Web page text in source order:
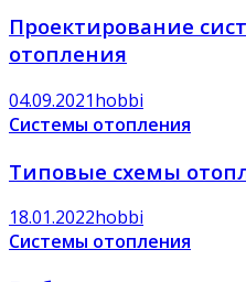
Проектирование
отопления
04.09.2021hobbi
Системы отопления
Типовые схемы
18.01.2022hobbi
Системы отопления